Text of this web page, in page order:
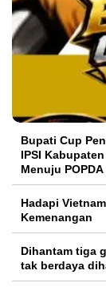
Bupati Cup
IPSI
Menuju POPDA
Hadapi
Kemenangan
Dihantam tiga
tak berdaya